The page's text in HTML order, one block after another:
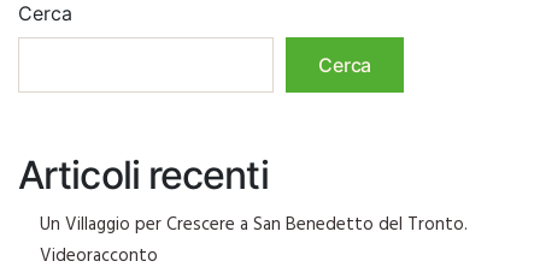
Cerca
Cerca
Articoli recenti
Un Villaggio per Crescere a San Benedetto del Tronto.
Videoracconto